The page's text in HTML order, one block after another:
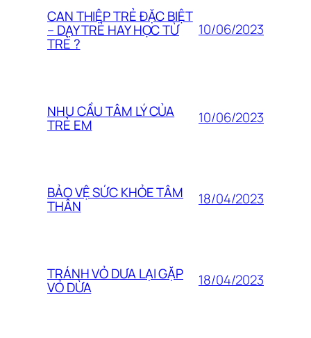
CAN THIỆP TRẺ ĐẶC BIỆT
– DẠY TRẺ HAY HỌC TỪ
TRẺ ?
10/06/2023
NHU CẦU TÂM LÝ CỦA
TRẺ EM 10/06/2023
BẢO VỆ SỨC KHỎE TÂM
THÂN 18/04/2023
TRÁNH VỎ DƯA LẠI GẶP
VỎ DỪA 18/04/2023